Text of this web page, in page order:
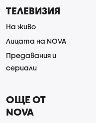
ТЕЛЕВИЗИЯ
На живо
Лицата на NOVA
Предавания и
сериали
ОЩЕ ОТ
NOVA